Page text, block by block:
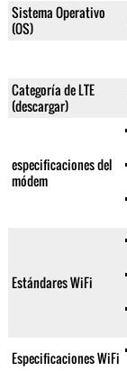
Sistema Operativo
(OS)
Categoría de LTE
(descargar)
especificaciones del
módem
Estándares WiFi
Especificaciones WiFi